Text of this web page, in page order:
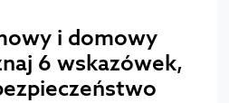
i domowy
6 wskazówek,